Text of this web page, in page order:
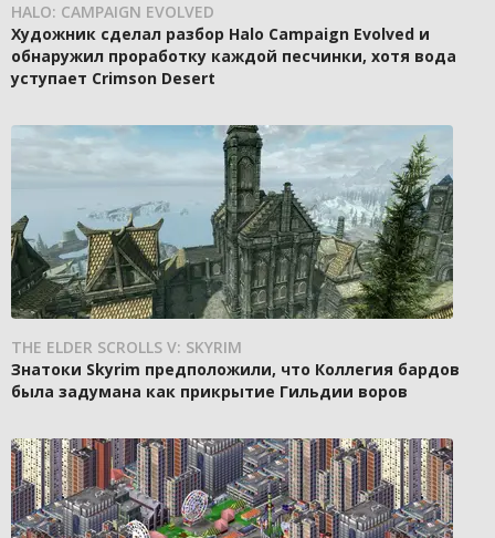
HALO: CAMPAIGN EVOLVED
Художник сделал разбор Halo Campaign Evolved и
обнаружил проработку каждой песчинки, хотя вода
уступает Crimson Desert
THE ELDER SCROLLS V: SKYRIM
Знатоки Skyrim предположили, что Коллегия бардов
была задумана как прикрытие Гильдии воров